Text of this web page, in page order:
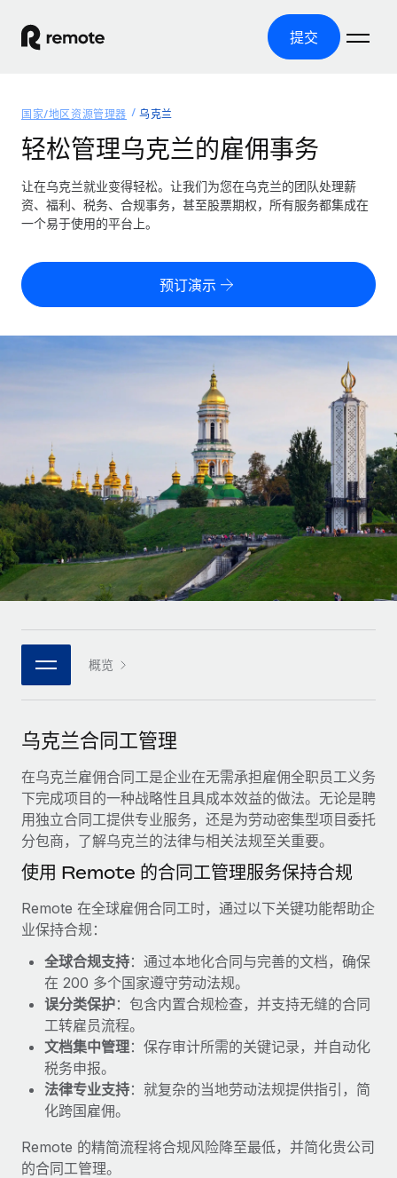
提交
产品
全球招聘
全球薪资管理
轻松运行合规薪资
零实体成本实现全球扩张
全球合规聘用合同工
外包复杂雇佣任务
基础设施
Remote Embedded
将人力资源无缝融入工作流程
团队的内置核心人力资源功能
连接 新的
使用我们的 MCP 将任何人工智能工具与 Remote 平台相连
借助核心业务工具简化流程
服务
咨询专家
简化候选人筛选流程
合规守望台
防范合规风险
设备管理
在全球范围内配置和跟踪 IT 设备
实体设立
快速建立合规实体
人员调配与搬迁
轻松搬迁员工
覆盖全球
美国各州浏览器
成长阶段
初创企业
为成长型企业量身打造的全球敏捷型人力资源与薪资解决方案
中型市场
通过定制化人力资源解决方案扩展团队
企业
与我们携手合作
战略技术合作伙伴
与我们共探合作机遇
Remote Build 即将推出
集成与人工智能自动化咨询
资源
工具与计算器
误分类风险计算工具
员工成本计算器
探索全球合同工的结算货币选项与结算速度
通过 REMOTE 学习
研究与指引
案例研究
人力资源术语表
核对表和模板
职位描述库
网络研讨会
活动
新闻室
薪金与人才洞察
洞察中心
获得支持
查看全部资源
博客
Why owned entities are key to maintaining
EOR compliance
As the global workforce continues to expand in response
to the demands of today’s labor market, the...
了解更多
定价
中文（简体）
Français
Deutsch
Español
Italiano
Português (Portugal)
日本語
한국어
中文（简体）
登录
国家/地区资源管理器 乌克兰
轻松管理乌克兰的雇佣事务
让在乌克兰就业变得轻松。让我们为您在乌克兰的团队处理薪
资、福利、税务、合规事务，甚至股票期权，所有服务都集成在
一个易于使用的平台上。
预订演示
概览
乌克兰合同工管理
在乌克兰雇佣合同工是企业在无需承担雇佣全职员工义务
下完成项目的一种战略性且具成本效益的做法。无论是聘
用独立合同工提供专业服务，还是为劳动密集型项目委托
分包商，了解乌克兰的法律与相关法规至关重要。
使用 Remote 的合同工管理服务保持合规
Remote 在全球雇佣合同工时，通过以下关键功能帮助企
业保持合规：
全球合规支持：通过本地化合同与完善的文档，确保
在 200 多个国家遵守劳动法规。
误分类保护：包含内置合规检查，并支持无缝的合同
工转雇员流程。
文档集中管理：保存审计所需的关键记录，并自动化
税务申报。
法律专业支持：就复杂的当地劳动法规提供指引，简
化跨国雇佣。
Remote 的精简流程将合规风险降至最低，并简化贵公司
的合同工管理。